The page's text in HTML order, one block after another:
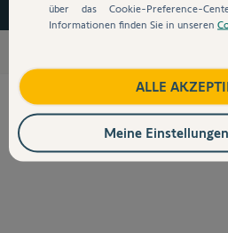
über das Cookie-Preference-
Informationen finden Sie in unseren
ALLE
Meine